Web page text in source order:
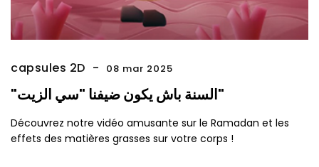
capsules 2D 08 mar 2025
"السنة باش يكون ضيفنا "سي الزيت"
Découvrez notre vidéo amusante sur le Ramadan et les
effets des matières grasses sur votre corps !